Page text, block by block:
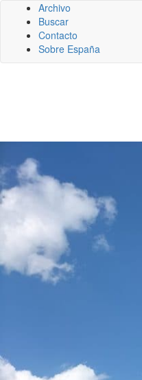
Archivo
Buscar
Contacto
Sobre España